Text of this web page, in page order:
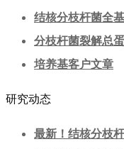
结核分枝杆菌全
分枝杆菌裂解总
培养基客户文章
研究动态
最新！结核分枝